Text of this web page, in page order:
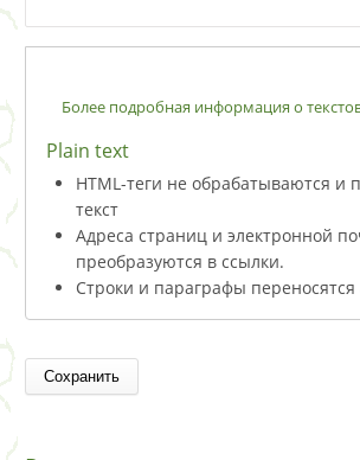
Более подробная информация о
Plain text
HTML-теги не обрабатываются
текст
Адреса страниц и электронной
преобразуются в ссылки.
Строки и параграфы переносятся